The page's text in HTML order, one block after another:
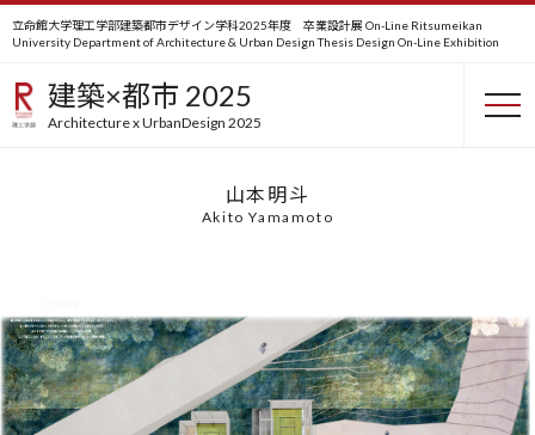
立命館大学理工学部建築都市デザイン学科2025年度 卒業設計展 On-Line Ritsumeikan
University Department of Architecture & Urban Design Thesis Design On-Line Exhibition
建築×都市 2025
Architecture x UrbanDesign 2025
積層する記憶
Stacking Memory
山本明斗
Akito Yamamoto